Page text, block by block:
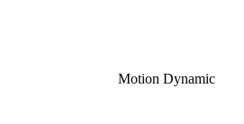
Motion Dynamic